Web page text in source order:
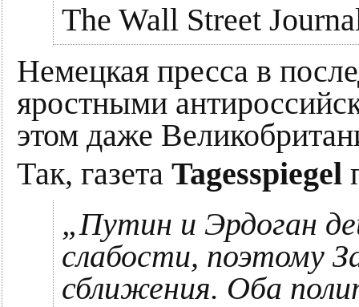
The Wall Street
Немецкая пресса в
яростными
этом даже
Так, газета Tagesspiegel
„Путин и Эрдоган
слабости, поэтому
сближения. Оба